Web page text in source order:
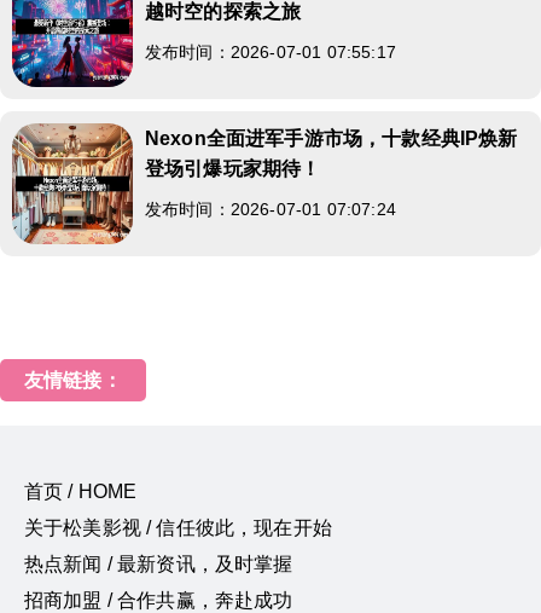
越时空的探索之旅
发布时间：2026-07-01 07:55:17
Nexon全面进军手游市场，十款经典IP焕新
登场引爆玩家期待！
发布时间：2026-07-01 07:07:24
友情链接：
首页 / HOME
关于松美影视 / 信任彼此，现在开始
热点新闻 / 最新资讯，及时掌握
招商加盟 / 合作共赢，奔赴成功